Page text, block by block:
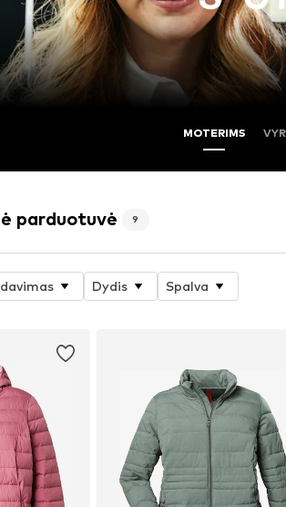
MOTERIMS
parduotuvė 9
Dydis Spalva